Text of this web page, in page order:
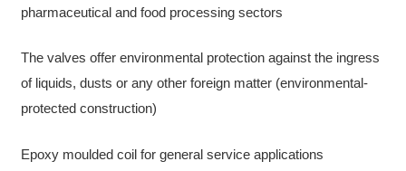
pharmaceutical and food processing sectors
The valves offer environmental protection against the ingress
of liquids, dusts or any other foreign matter (environmental-
protected construction)
Epoxy moulded coil for general service applications